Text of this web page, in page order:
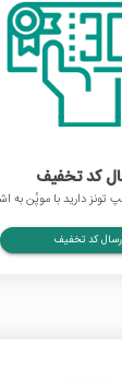
کد تخفیف
دارید با موپُن به
کد تخفیف